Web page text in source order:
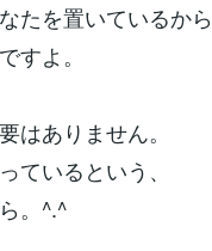
を置いているから
すよ。
はありません。
ているという、
。^.^